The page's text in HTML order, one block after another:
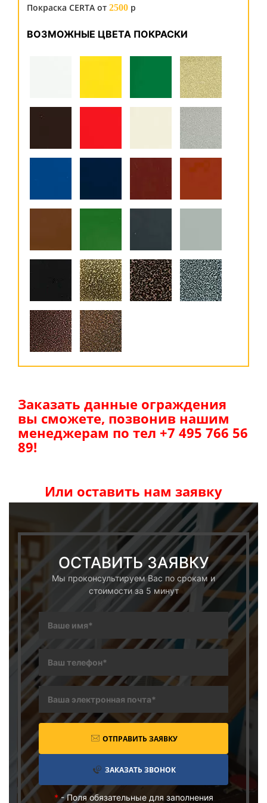
Покраска CERTA от 2500 р
ВОЗМОЖНЫЕ ЦВЕТА ПОКРАСКИ
Заказать данные ограждения
вы сможете, позвонив нашим
менеджерам по тел +7 495 766 56
89!
Или оставить нам заявку
ОСТАВИТЬ ЗАЯВКУ
Мы проконсультируем Вас по срокам и
стоимости за 5 минут
ОТПРАВИТЬ ЗАЯВКУ
ЗАКАЗАТЬ ЗВОНОК
*- Поля обязательные для заполнения